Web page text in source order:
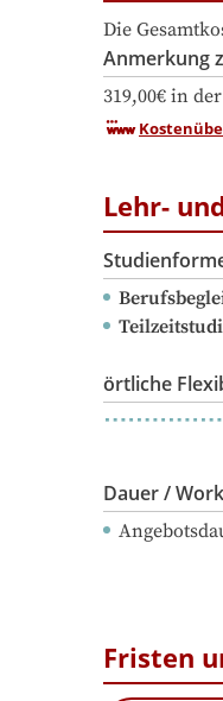
Die
Anmerkung
319,00€ in
Lehr-
örtliche
Dauer /
Fristen